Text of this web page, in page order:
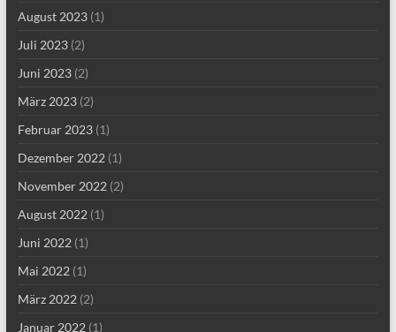
August 2023(1)
Juli 2023(2)
Juni 2023(2)
März 2023(2)
Februar 2023(1)
Dezember 2022(1)
November 2022(2)
August 2022(1)
Juni 2022(1)
Mai 2022(1)
März 2022(2)
Januar 2022(1)